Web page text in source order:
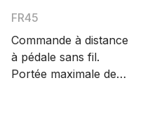
FR45
Commande à distance
à pédale sans fil.
Portée maximale de